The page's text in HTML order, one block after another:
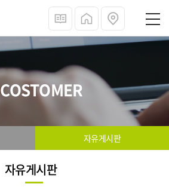
COSTOMER
자유게시판
자유게시판